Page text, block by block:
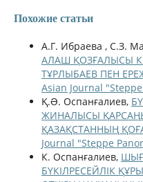
Похожие статьи
А.Г. Ибраева , С.З.
АЛАШ ҚОЗҒАЛЫСЫ
ТҰРЛЫБАЕВ ПЕН
Asian Journal
Қ.Ə. Оспанғалиев,
ЖИНАЛЫСЫ
ҚАЗАҚСТАННЫҢ
Journal "Steppe
К. Оспанғалиев,
БҮКІЛРЕСЕЙЛІК